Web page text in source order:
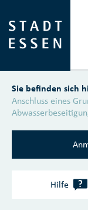
Sie befinden sich
Anschluss eines
Hilfe ?